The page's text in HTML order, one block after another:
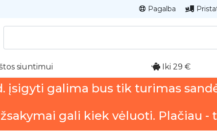
Pagalba
siuntimui Iki 29 €
įsigyti galima bus tik turimas
gali kiek vėluoti. Plačiau -